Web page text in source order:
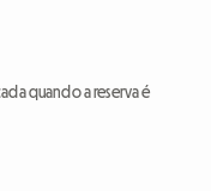
quando a reserva é